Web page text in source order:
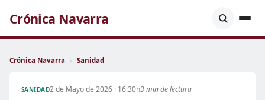
Crónica Navarra
Crónica Navarra › Sanidad
SANIDAD2 de Mayo de 2026 · 16:30h3 min de lectura